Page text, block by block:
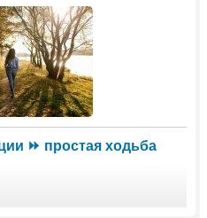
⏩ простая ходьба